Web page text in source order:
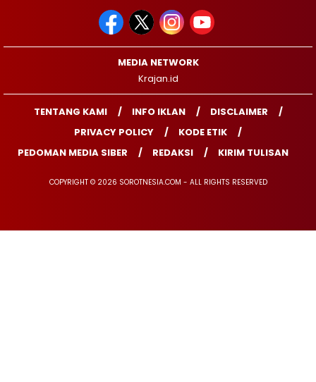
MEDIA NETWORK
Krajan.id
TENTANG KAMI INFO IKLAN
DISCLAIMER
PRIVACY POLICY
KODE ETIK
PEDOMAN MEDIA SIBER
REDAKSI KIRIM TULISAN
COPYRIGHT © 2026 SOROTNESIA.COM - ALL RIGHTS RESERVED